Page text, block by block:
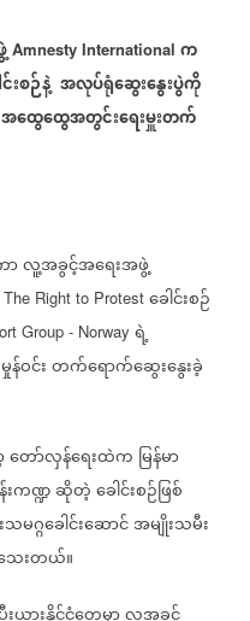
Amnesty International က
းစဉ်နဲ့ အလုပ်ရုံဆွေးနွေးပွဲကို
အထွေထွေအတွင်းရေးမှူးတက်
ာလူ့အခွင့်အရေးအဖွဲ့
The Right to Protest ခေါင်းစဉ်
Group - Norway ရဲ့
ဝင်းတက်ရောက်ဆွေးနွေးခဲ့
တော်လှန်ရေးထဲက မြန်မာ
ကဏ္ဍဆိုတဲ့ခေါင်းစဉ်ဖြစ်
မဂ္ဂခေါင်းဆောင်အမျိုးသမီး
သေးတယ်။